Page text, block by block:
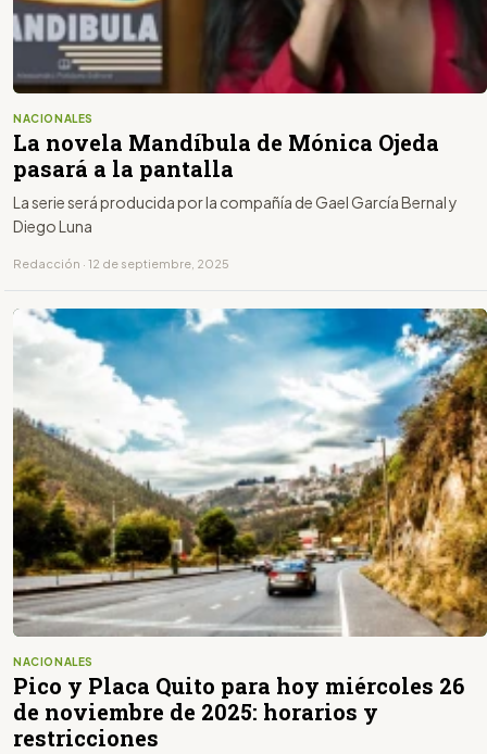
NACIONALES
La novela Mandíbula de Mónica Ojeda
pasará a la pantalla
La serie será producida por la compañía de Gael García Bernal y
Diego Luna
Redacción · 12 de septiembre, 2025
NACIONALES
Pico y Placa Quito para hoy miércoles 26
de noviembre de 2025: horarios y
restricciones